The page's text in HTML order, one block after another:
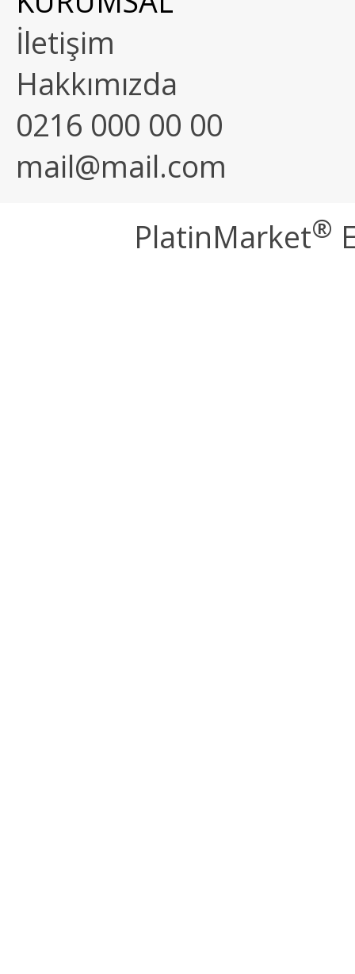
İletişim
Hakkımızda
0216 000 00 00
mail@mail.com
PlatinMarket®